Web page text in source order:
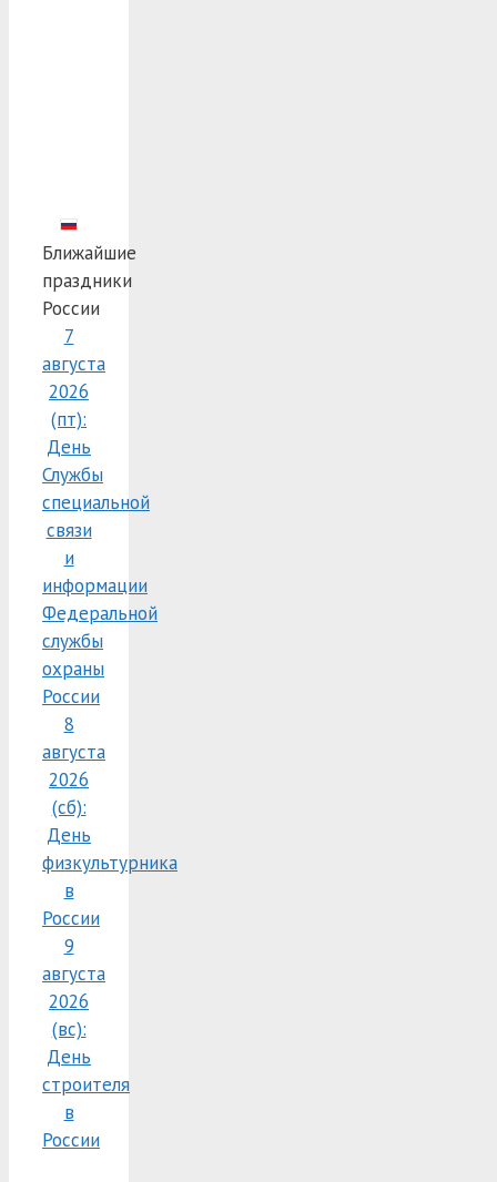
Ближайшие
праздники
России
7
августа
2026
(пт):
День
Службы
специальной
связи
и
информации
Федеральной
службы
охраны
России
8
августа
2026
(сб):
День
физкультурника
в
России
9
августа
2026
(вс):
День
строителя
в
России